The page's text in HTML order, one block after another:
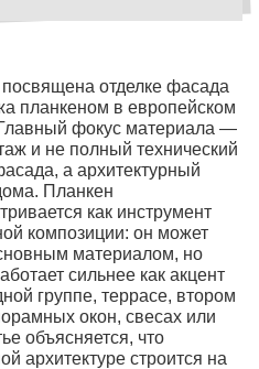
отделке фасада
планкеном в европейском
фокус материала —
и не полный технический
а архитектурный
Планкен
как инструмент
композиции: он может
материалом, но
сильнее как акцент
группе, террасе, втором
окон, свесах или
объясняется, что
архитектуре строится на